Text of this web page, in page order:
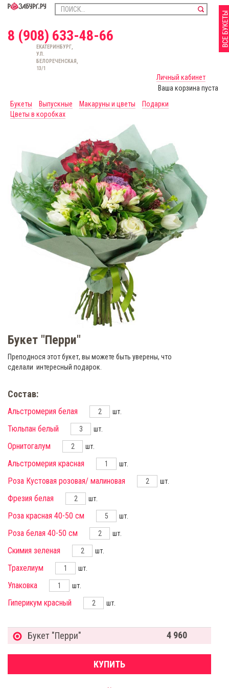
8 (908) 633-48-66
ЕКАТЕРИНБУРГ,
УЛ.
БЕЛОРЕЧЕНСКАЯ,
13/1
Личный кабинет
Ваша корзина пуста
Букеты
Выпускные Макаруны и цветы
Подарки
Цветы в коробках
Букет "Перри"
Преподнося этот букет, вы можете быть уверены, что
сделали интересный подарок.
Состав:
Альстромерия белая шт.
Тюльпан белый шт.
Орнитогалум шт.
Альстромерия красная шт.
Роза Кустовая розовая/ малиновая шт.
Фрезия белая шт.
Роза красная 40-50 см шт.
Роза белая 40-50 см шт.
Скимия зеленая шт.
Трахелиум шт.
Упаковка шт.
Гиперикум красный шт.
Букет "Перри" 4 960
КУПИТЬ